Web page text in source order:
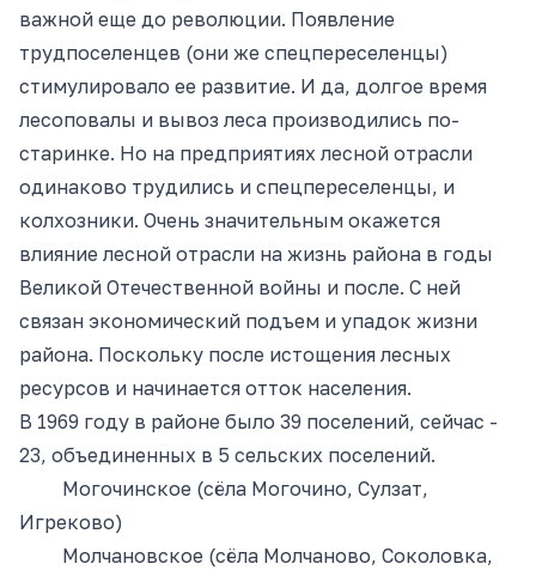
важной еще до революции. Появление
трудпоселенцев (они же спецпереселенцы)
стимулировало ее развитие. И да, долгое время
лесоповалы и вывоз леса производились по-
старинке. Но на предприятиях лесной отрасли
одинаково трудились и спецпереселенцы, и
колхозники. Очень значительным окажется
влияние лесной отрасли на жизнь района в годы
Великой Отечественной войны и после. С ней
связан экономический подъем и упадок жизни
района. Поскольку после истощения лесных
ресурсов и начинается отток населения.
В 1969 году в районе было 39 поселений, сейчас -
23, объединенных в 5 сельских поселений.
Могочинское (сёла Могочино, Сулзат,
Игреково)
Молчановское (сёла Молчаново, Соколовка,